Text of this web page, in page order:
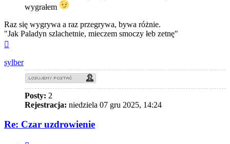
wygrałem
Raz się wygrywa a raz przegrywa, bywa różnie.
"Jak Paladyn szlachetnie, mieczem smoczy łeb zetnę"
sylber
Posty: 2
Rejestracja: niedziela 07 gru 2025, 14:24
Re: Czar uzdrowienie